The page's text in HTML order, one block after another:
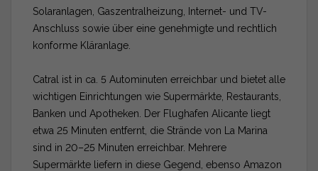
Solaranlagen, Gaszentralheizung, Internet- und TV-
Anschluss sowie über eine genehmigte und rechtlich
konforme Kläranlage.
Catral ist in ca. 5 Autominuten erreichbar und bietet alle
wichtigen Einrichtungen wie Supermärkte, Restaurants,
Banken und Apotheken. Der Flughafen Alicante liegt
etwa 25 Minuten entfernt, die Strände von La Marina
sind in 20–25 Minuten erreichbar. Mehrere
Supermärkte liefern in diese Gegend, ebenso Amazon